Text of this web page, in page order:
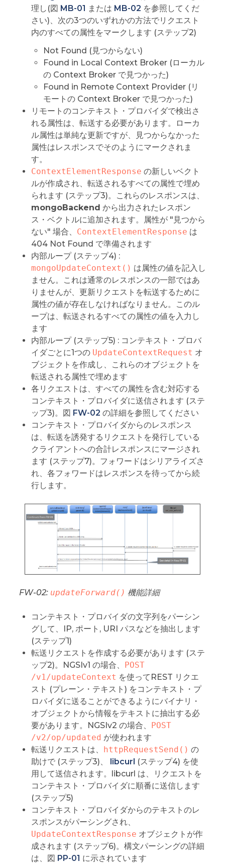
理し(図 MB-01 または MB-02 を参照してくだ
さい)、次の3つのいずれかの方法でリクエスト
内のすべての属性をマークします (ステップ2)
Not Found (見つからない)
Found in Local Context Broker (ローカル
の Context Broker で見つかった)
Found in Remote Context Provider (リ
モートの Context Broker で見つかった)
リモートのコンテキスト・プロバイダで検出さ
れる属性は、転送する必要があります。ローカ
ル属性は単純な更新ですが、見つからなかった
属性はレスポンスでそのようにマークされま
す。
ContextElementResponse の新しいベクト
ルが作成され、転送されるすべての属性で埋め
られます (ステップ3)。これらのレスポンスは、
mongoBackend から出力されたレスポン
ス・ベクトルに追加されます。属性が "見つから
ない" 場合、 ContextElementResponse は
404 Not Found で準備されます
内部ループ (ステップ4) :
mongoUpdateContext() は属性の値を記入し
ません。これは通常のレスポンスの一部ではあ
りませんが、更新リクエストを転送するために
属性の値が存在しなければなりません。このル
ープは、転送されるすべての属性の値を入力し
ます
内部ループ (ステップ5) : コンテキスト・プロバ
イダごとに1つの UpdateContextRequest オ
ブジェクトを作成し、これらのオブジェクトを
転送される属性で埋めます
各リクエストは、すべての属性を含む対応する
コンテキスト・プロバイダに送信されます (ステ
ップ3)。図 FW-02 の詳細を参照してください
コンテキスト・プロバイダからのレスポンス
は、転送を誘発するリクエストを発行している
クライアントへの合計レスポンスにマージされ
ます (ステップ7)。フォワードはシリアライズさ
れ、各フォワードはレスポンスを待ってから続
行します。
FW-02: updateForward() 機能詳細
コンテキスト・プロバイダの文字列をパーシン
グして、IP, ポート, URI パスなどを抽出します
(ステップ1)
転送リクエストを作成する必要があります (ステ
ップ2)。NGSIv1 の場合、 POST
/v1/updateContext を使ってREST リクエ
スト (プレーン・テキスト) をコンテキスト・プ
ロバイダに送ることができるようにバイナリ・
オブジェクトから情報をテキストに抽出する必
要があります。NGSIv2 の場合、 POST
/v2/op/updated が使われます
転送リクエストは、 httpRequestSend() の
助けで (ステップ3)、 libcurl (ステップ4) を使
用して送信されます。libcurl は、リクエストを
コンテキスト・プロバイダに順番に送信します
(ステップ5)
コンテキスト・プロバイダからのテキストのレ
スポンスがパーシングされ、
UpdateContextResponse オブジェクトが作
成されます (ステップ6)。構文パーシングの詳細
は、図 PP-01 に示されています